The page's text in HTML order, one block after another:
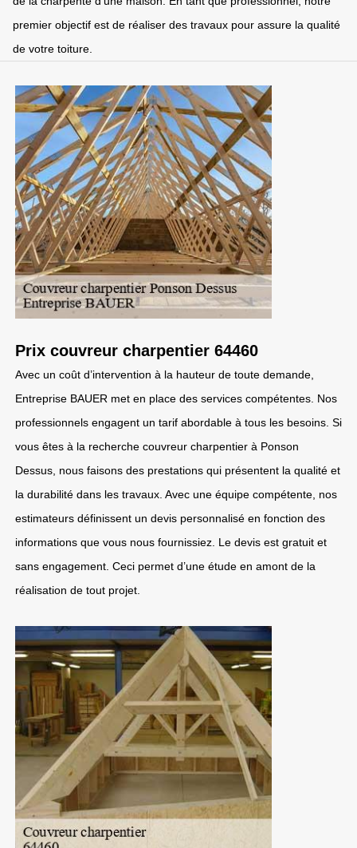
premier objectif est de réaliser des travaux pour assure la qualité
de votre toiture.
Prix couvreur charpentier 64460
Avec un coût d’intervention à la hauteur de toute demande,
Entreprise BAUER met en place des services compétentes. Nos
professionnels engagent un tarif abordable à tous les besoins. Si
vous êtes à la recherche couvreur charpentier à Ponson
Dessus, nous faisons des prestations qui présentent la qualité et
la durabilité dans les travaux. Avec une équipe compétente, nos
estimateurs définissent un devis personnalisé en fonction des
informations que vous nous fournissiez. Le devis est gratuit et
sans engagement. Ceci permet d’une étude en amont de la
réalisation de tout projet.